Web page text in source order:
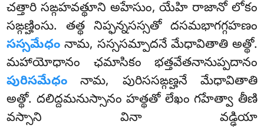
చత్తారి సఙ్గహవత్థూని అహేసుం, యేహి రాజానో లోకం
సఙ్గణ్హింసు. తత్థ నిప్ఫన్నసస్సతో దసమభాగగ్గహణం
సస్సమేధం నామ, సస్ససమ్పాదనే మేధావితాతి అత్థో.
మహాయోధానం ఛమాసికం భత్తవేతనానుప్పదానం
పురిసమేధం నామ, పురిససఙ్గణ్హనే మేధావితాతి
అత్థో. దలిద్దమనుస్సానం హత్థతో లేఖం గహేత్వా తీణి
వస్సాని వినా వడ్ఢియా